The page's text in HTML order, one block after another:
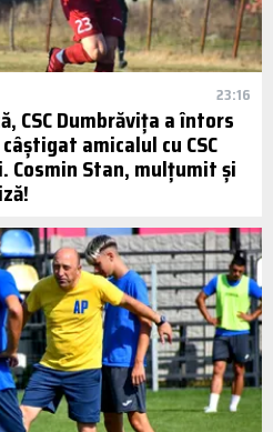
23:16
CSC Dumbrăvița a întors
amicalul cu CSC
Cosmin Stan, mulțumit și